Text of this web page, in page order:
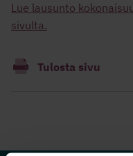
Lue lausunto
sivulta.
Tulosta sivu